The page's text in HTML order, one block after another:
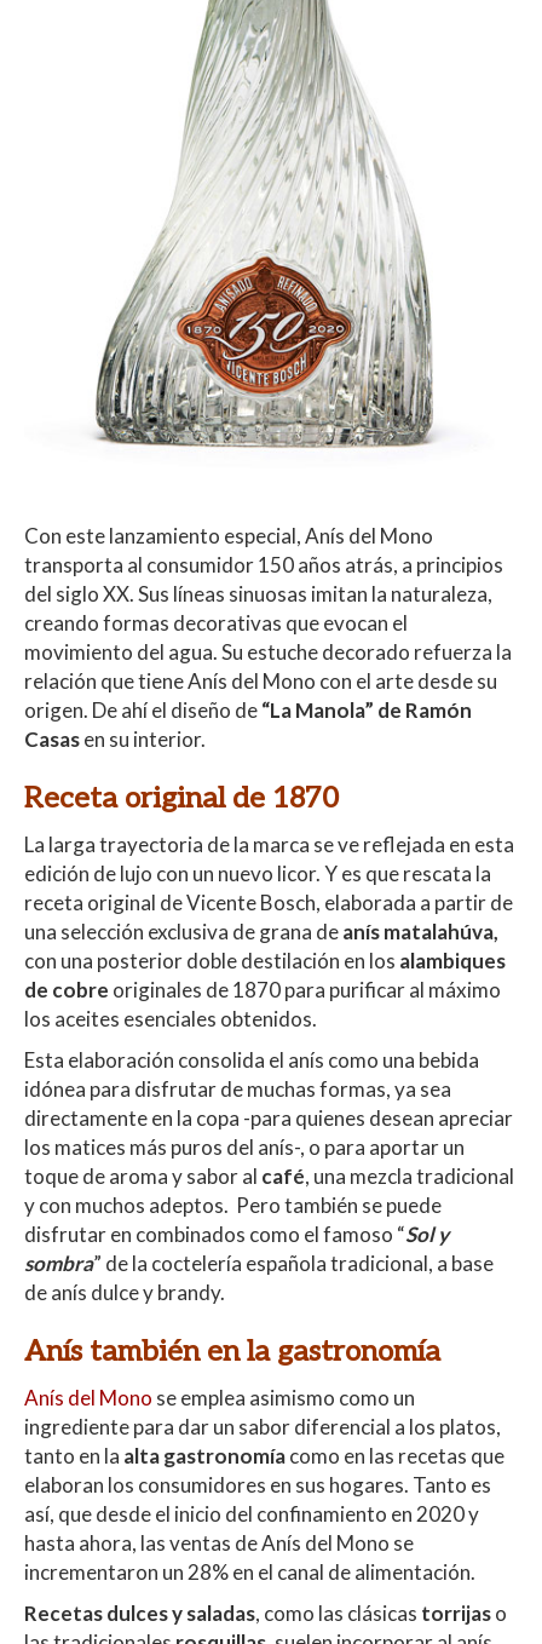
Con este lanzamiento especial, Anís del Mono
transporta al consumidor 150 años atrás, a principios
del siglo XX. Sus líneas sinuosas imitan la naturaleza,
creando formas decorativas que evocan el
movimiento del agua. Su estuche decorado refuerza la
relación que tiene Anís del Mono con el arte desde su
origen. De ahí el diseño de“La Manola” de Ramón
Casasen su interior.
Receta original de 1870
La larga trayectoria de la marca se ve reflejada en esta
edición de lujo con un nuevo licor. Y es que rescata la
receta original de Vicente Bosch, elaborada a partir de
una selección exclusiva de grana deanís matalahúva,
con una posterior doble destilación en los alambiques
de cobre originales de 1870 para purificar al máximo
los aceites esenciales obtenidos.
Esta elaboración consolida el anís como una bebida
idónea para disfrutar de muchas formas, ya sea
directamente en la copa -para quienes desean apreciar
los matices más puros del anís-, o para aportar un
toque de aroma y sabor al café, una mezcla tradicional
y con muchos adeptos. Pero también se puede
disfrutar en combinados como el famoso “Sol y
sombra” de la coctelería española tradicional, a base
de anís dulce y brandy.
Anís también en la gastronomía
Anís del Mono se emplea asimismo como un
ingrediente para dar un sabor diferencial a los platos,
tanto en la alta gastronomíacomo en las recetas que
elaboran los consumidores en sus hogares. Tanto es
así, que desde el inicio del confinamiento en 2020 y
hasta ahora, las ventas de Anís del Mono se
incrementaron un 28% en el canal de alimentación.
Recetas dulces y saladas, como las clásicas torrijaso